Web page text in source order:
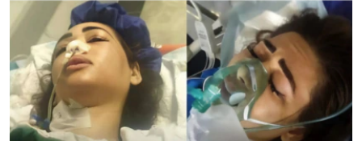
گزارش‌های ویدئویی
English
به ما بپیوندید